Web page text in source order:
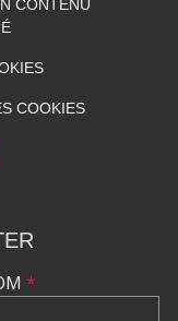
CONTENU
COOKIES
*